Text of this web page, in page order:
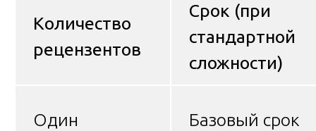
Количество
рецензентов
Срок (при
стандартной
сложности)
Один
Базовый срок